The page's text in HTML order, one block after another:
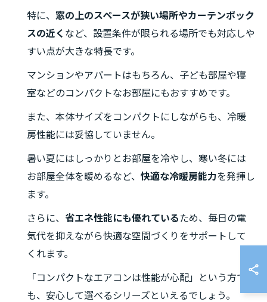
特に、 窓の上のスペースが狭い場所やカーテンボック
スの近く など、設置条件が限られる場所でも対応しや
すい点が大きな特長です。
マンションやアパートはもちろん、子ども部屋や寝
室などのコンパクトなお部屋にもおすすめです。
また、本体サイズをコンパクトにしながらも、冷暖
房性能には妥協していません。
暑い夏にはしっかりとお部屋を冷やし、寒い冬には
お部屋全体を暖めるなど、 快適な冷暖房能力を発揮し
ます。
さらに、 省エネ性能にも優れている ため、毎日の電
気代を抑えながら快適な空間づくりをサポートして
くれます。
「コンパクトなエアコンは性能が心配」という方で
も、安心して選べるシリーズといえるでしょう。